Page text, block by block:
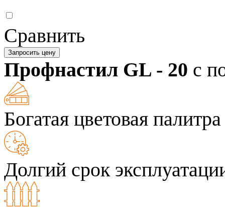
Сравнить
Запросить цену
Профнастил GL - 20 с
Богатая цветовая палитра
Долгий срок